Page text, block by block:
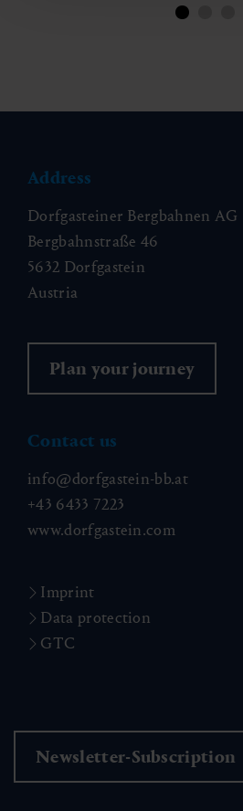
Address
Dorfgasteiner Bergbahnen AG
Bergbahnstraße 46
5632 Dorfgastein
Austria
Plan your journey
Contact us
info@dorfgastein-bb.at
+43 6433 7223
www.dorfgastein.com
Imprint
Data protection
GTC
Newsletter-Subscription